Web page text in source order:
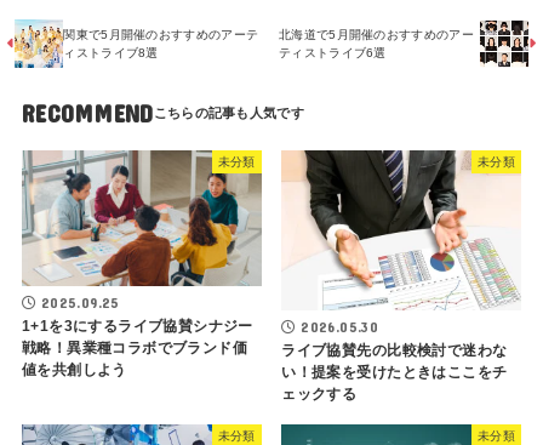
関東で5月開催のおすすめのアーテ
ィストライブ8選
北海道で5月開催のおすすめのアー
ティストライブ6選
RECOMMEND
未分類
2025.09.25
1+1を3にするライブ協賛シナジー
戦略！異業種コラボでブランド価
値を共創しよう
未分類
2026.05.30
ライブ協賛先の比較検討で迷わな
い！提案を受けたときはここをチ
ェックする
未分類 未分類